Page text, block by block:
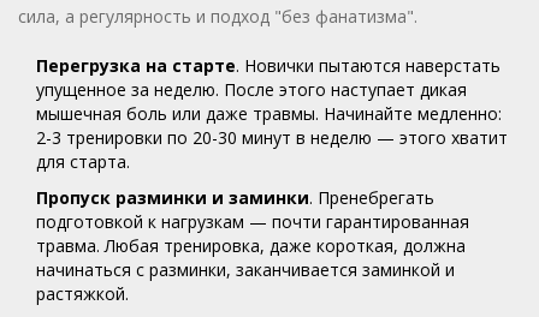
сила, а регулярность и подход "без фанатизма".
Перегрузка на старте. Новички пытаются наверстать
упущенное за неделю. После этого наступает дикая
мышечная боль или даже травмы. Начинайте медленно:
2-3 тренировки по 20-30 минут в неделю — этого хватит
для старта.
Пропуск разминки и заминки. Пренебрегать
подготовкой к нагрузкам — почти гарантированная
травма. Любая тренировка, даже короткая, должна
начинаться с разминки, заканчивается заминкой и
растяжкой.